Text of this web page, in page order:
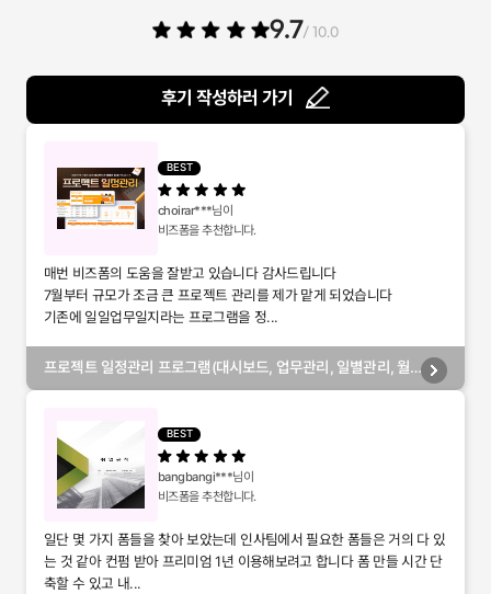
9.7/ 10.0
후기 작성하러 가기
BEST
choirar***님이
비즈폼을 추천합니다.
매번 비즈폼의 도움을 잘받고 있습니다 감사드립니다
7월부터 규모가 조금 큰 프로젝트 관리를 제가 맡게 되었습니다
기존에 일일업무일지라는 프로그램을 정...
프로젝트 일정관리 프로그램(대시보드, 업무관리, 일별관리, 월
BEST
bangbangi***님이
비즈폼을 추천합니다.
일단 몇 가지 폼들을 찾아 보았는데 인사팀에서 필요한 폼들은 거의 다 있
는 것 같아 컨펌 받아 프리미엄 1년 이용해보려고 합니다 폼 만들 시간 단
축할 수 있고 내...